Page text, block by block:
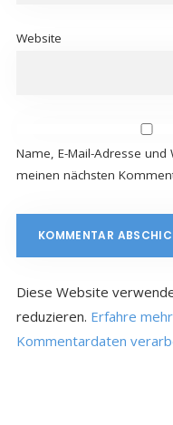
Website
Name, E-Mail-Adresse
meinen nächsten
Diese Website
reduzieren. Erfahre
Kommentardaten